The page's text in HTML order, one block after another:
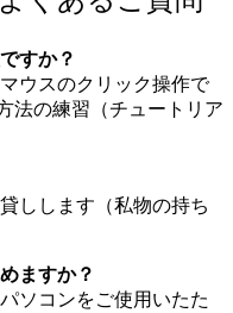
すか？
ウスのクリック操作で
法の練習（チュートリア
しします（私物の持ち
ますか？
ソコンをご使用いたた